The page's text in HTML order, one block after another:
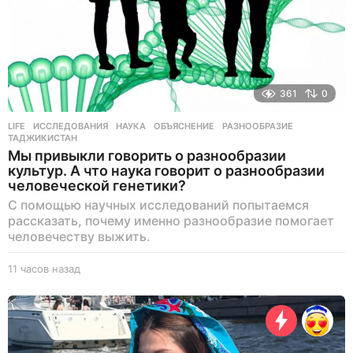
361 0
LIFE ИССЛЕДОВАНИЯ ,НАУКА ,ОБЪЯСНЕНИЕ ,РАЗНООБРАЗИЕ
ТАДЖИКИСТАН
Мы привыкли говорить о разнообразии
культур. А что наука говорит о разнообразии
человеческой генетики?
С помощью научных исследований попытаемся
рассказать, почему именно разнообразие помогает
человечеству выжить.
11 часов назад
ч
а
о